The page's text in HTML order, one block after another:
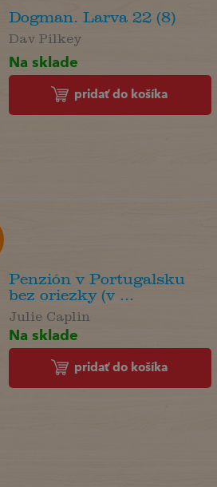
Dogman. Larva 22 (8)
Dav Pilkey
Na sklade
pridať do košíka
Penzión v Portugalsku
bez oriezky (v ...
Julie Caplin
Na sklade
pridať do košíka